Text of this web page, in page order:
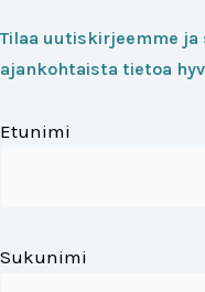
Tilaa uutiskirjeemme
ajankohtaista tietoa
Etunimi
Sukunimi